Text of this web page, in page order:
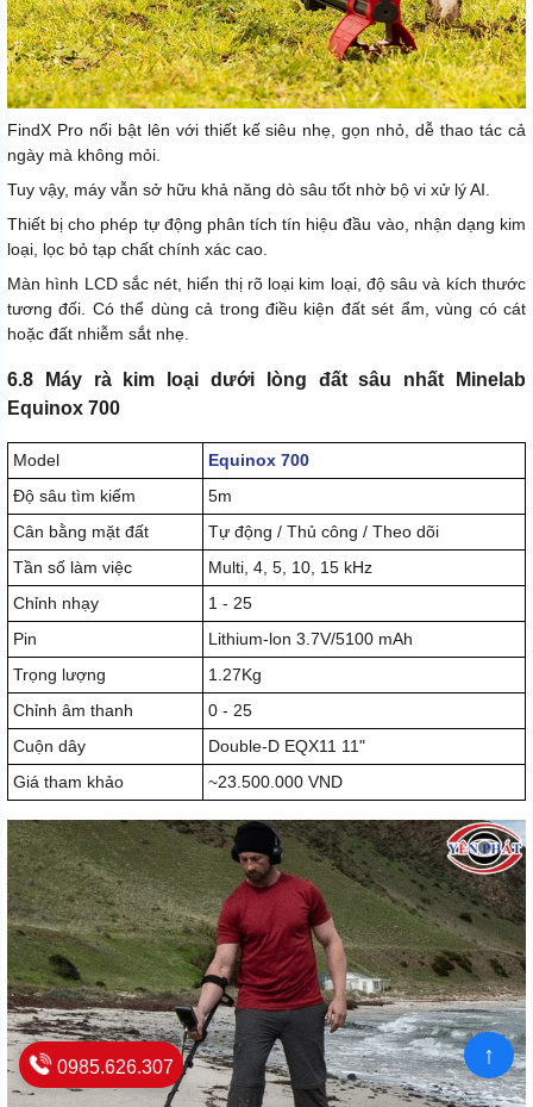
FindX Pro nổi bật lên với thiết kế siêu nhẹ, gọn nhỏ, dễ thao tác cả
ngày mà không mỏi.
Tuy vậy, máy vẫn sở hữu khả năng dò sâu tốt nhờ bộ vi xử lý AI.
Thiết bị cho phép tự động phân tích tín hiệu đầu vào, nhận dạng kim
loại, lọc bỏ tạp chất chính xác cao.
Màn hình LCD sắc nét, hiển thị rõ loại kim loại, độ sâu và kích thước
tương đối. Có thể dùng cả trong điều kiện đất sét ẩm, vùng có cát
hoặc đất nhiễm sắt nhẹ.
6.8 Máy rà kim loại dưới lòng đất sâu nhất Minelab
Equinox 700
Model
Equinox 700
Độ sâu tìm kiếm
5m
Cân bằng mặt đất
Tự động / Thủ công / Theo dõi
Tần số làm việc
Multi, 4, 5, 10, 15 kHz
Chỉnh nhạy
1 - 25
Pin
Lithium-lon 3.7V/5100 mAh
Trọng lượng
1.27Kg
Chỉnh âm thanh
0 - 25
Cuộn dây
Double-D EQX11 11"
Giá tham khảo
~23.500.000 VND
0985.626.307 ↑